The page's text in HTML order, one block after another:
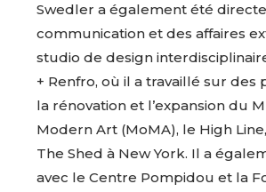
Adresse email*
Swedler a également été
communication et des affaires
studio de design
+ Renfro, où il a travaillé sur des
la rénovation et l’expansion du
Modern Art (MoMA), le High
The Shed à New York. Il a
avec le Centre Pompidou et la